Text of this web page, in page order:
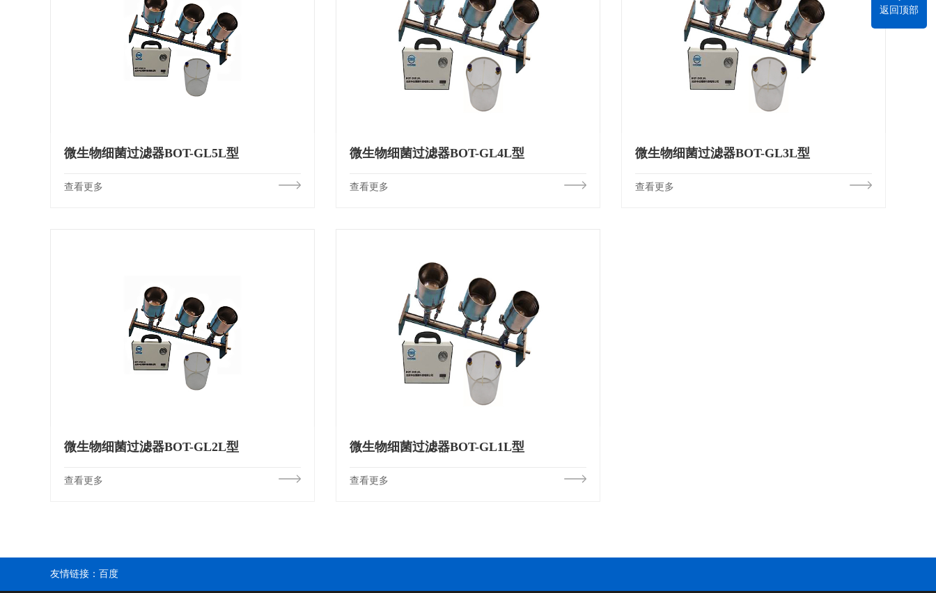
微生物细菌过滤器BOT-GL5L型
查看更多
微生物细菌过滤器BOT-GL4L型
查看更多
微生物细菌过滤器BOT-GL3L型
查看更多
微生物细菌过滤器BOT-GL2L型
查看更多
微生物细菌过滤器BOT-GL1L型
查看更多
友情链接： 百度
返回顶部